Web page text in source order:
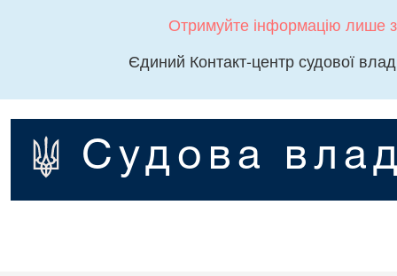
Отримуйте інформацію лише
Єдиний Контакт-центр судової
Судова